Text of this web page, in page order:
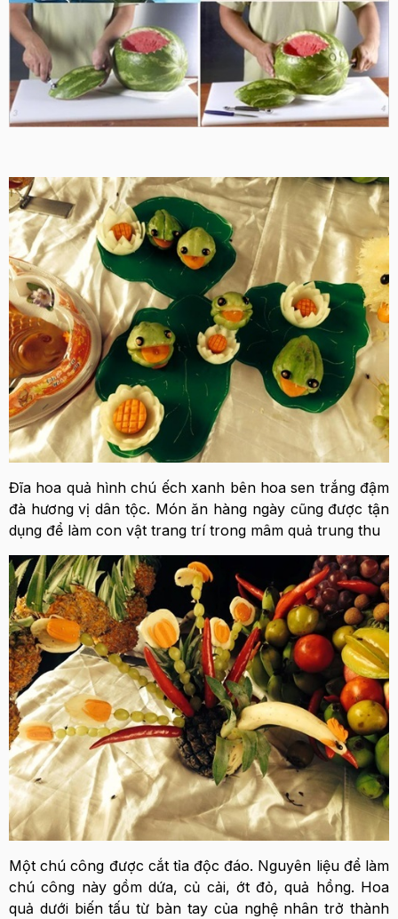
Đĩa hoa quả hình chú ếch xanh bên hoa sen trắng đậm
đà hương vị dân tộc. Món ăn hàng ngày cũng được tận
dụng để làm con vật trang trí trong mâm quả trung thu
Một chú công được cắt tỉa độc đáo. Nguyên liệu để làm
chú công này gồm dứa, củ cải, ớt đỏ, quả hồng. Hoa
quả dưới biến tấu từ bàn tay của nghệ nhân trở thành